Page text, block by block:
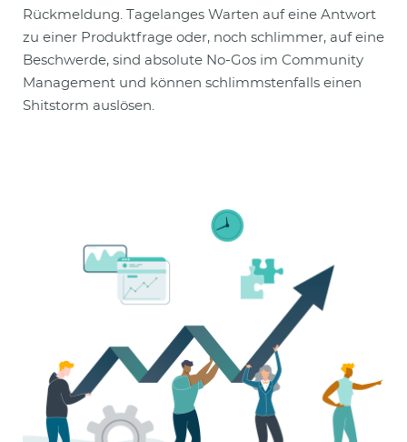
Rückmeldung. Tagelanges Warten auf eine Antwort
zu einer Produktfrage oder, noch schlimmer, auf eine
Beschwerde, sind absolute No-Gos im Community
Management und können schlimmstenfalls einen
Shitstorm auslösen.